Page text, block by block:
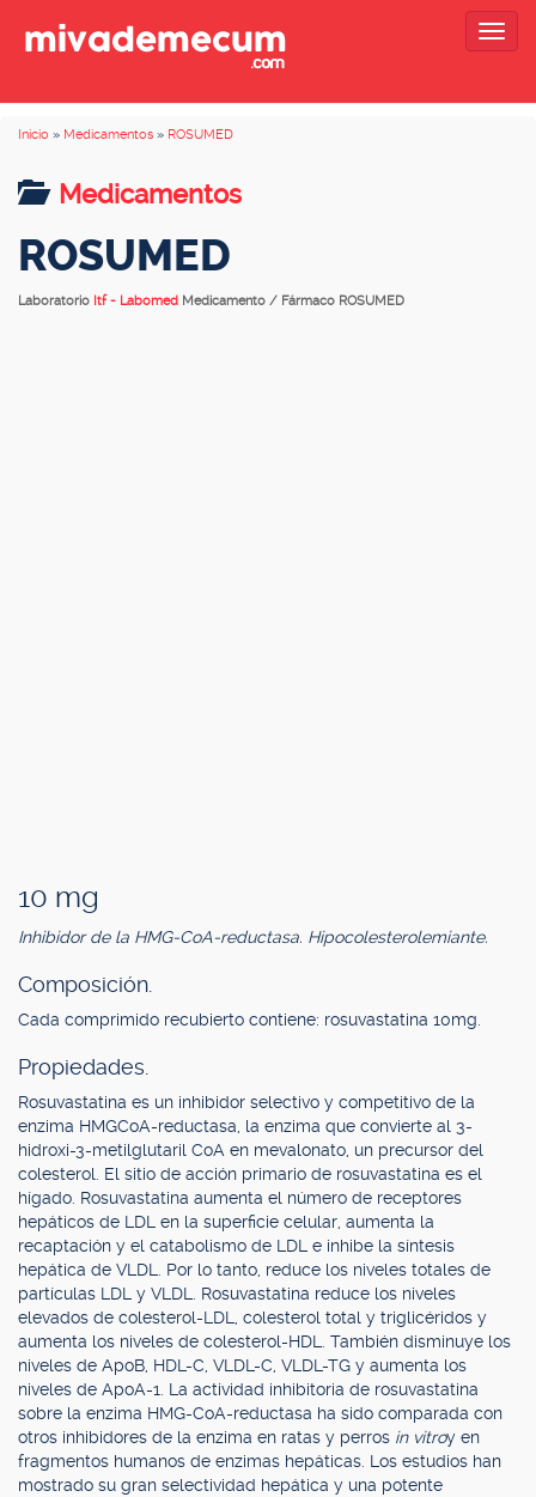
Inicio » Medicamentos » ROSUMED
Medicamentos
ROSUMED
Laboratorio Itf - Labomed Medicamento / Fármaco ROSUMED
10 mg
Inhibidor de la HMG-CoA-reductasa. Hipocolesterolemiante.
Composición.
Cada comprimido recubierto contiene: rosuvastatina 10mg.
Propiedades.
Rosuvastatina es un inhibidor selectivo y competitivo de la
enzima HMGCoA-reductasa, la enzima que convierte al 3-
hidroxi-3-metilglutaril CoA en mevalonato, un precursor del
colesterol. El sitio de acción primario de rosuvastatina es el
hígado. Rosuvastatina aumenta el número de receptores
hepáticos de LDL en la superficie celular, aumenta la
recaptación y el catabolismo de LDL e inhibe la síntesis
hepática de VLDL. Por lo tanto, reduce los niveles totales de
partículas LDL y VLDL. Rosuvastatina reduce los niveles
elevados de colesterol-LDL, colesterol total y triglicéridos y
aumenta los niveles de colesterol-HDL. También disminuye los
niveles de ApoB, HDL-C, VLDL-C, VLDL-TG y aumenta los
niveles de ApoA-1. La actividad inhibitoria de rosuvastatina
sobre la enzima HMG-CoA-reductasa ha sido comparada con
otros inhibidores de la enzima en ratas y perros in vitroy en
fragmentos humanos de enzimas hepáticas. Los estudios han
mostrado su gran selectividad hepática y una potente